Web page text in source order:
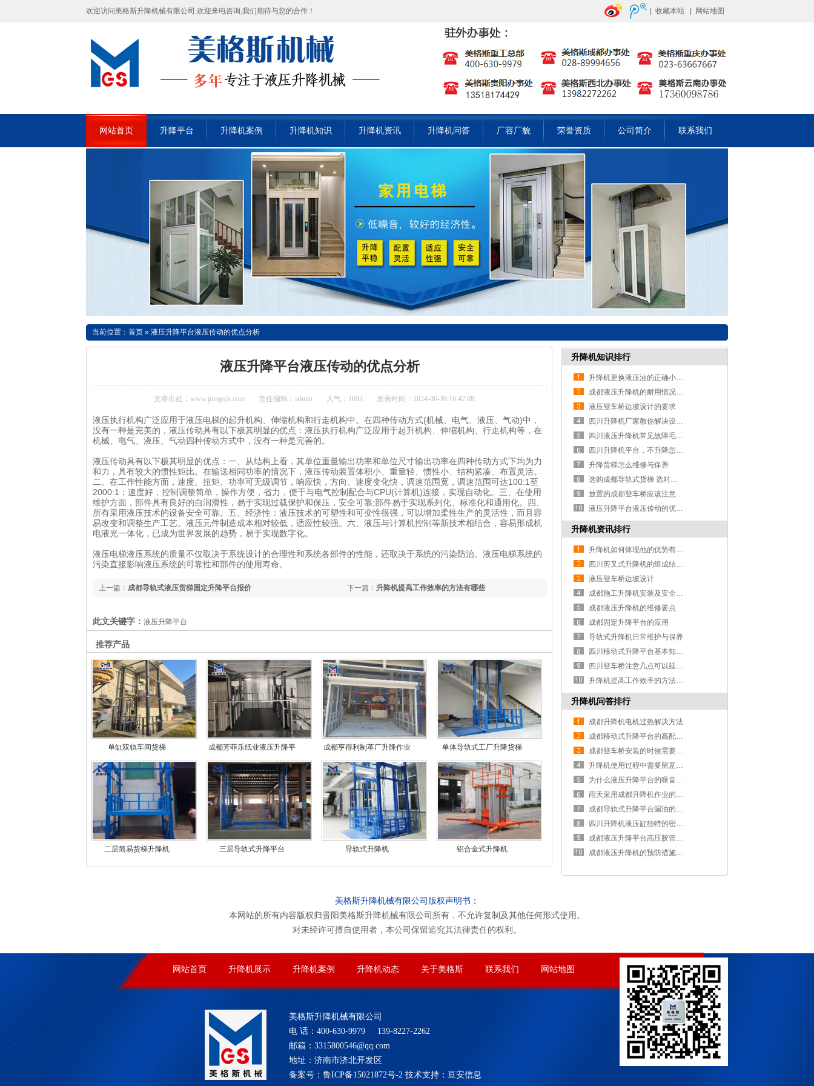
欢迎访问美格斯升降机械有限公司,欢迎来电咨询,我们期待与您的合作！ 收藏本站 网站地图
网站首页 升降平台 升降机案例 升降机知识 升降机资讯 升降机问答 厂容厂貌 荣誉资质 公司简介 联系我们
当前位置： 首页 » 液压升降平台液压传动的优点分析
液压升降平台液压传动的优点分析
文章出处：www.jnmgsjx.com 责任编辑：admin 人气：1693 发表时间：2024-06-30 16:42:08
液压执行机构广泛应用于液压电梯的起升机构、伸缩机构和行走机构中。在四种传动方式(机械、电气、液压、气动)中，
没有一种是完美的，液压传动具有以下极其明显的优点：液压执行机构广泛应用于起升机构、伸缩机构、行走机构等，在
机械、电气、液压、气动四种传动方式中，没有一种是完善的。
液压传动具有以下极其明显的优点：一、从结构上看，其单位重量输出功率和单位尺寸输出功率在四种传动方式下均为力
和力，具有较大的惯性矩比。在输送相同功率的情况下，液压传动装置体积小、重量轻、惯性小、结构紧凑、布置灵活。
二、在工作性能方面，速度、扭矩、功率可无级调节，响应快，方向、速度变化快，调速范围宽，调速范围可达100:1至
2000:1；速度好，控制调整简单，操作方便，省力，便于与电气控制配合与CPU(计算机)连接，实现自动化。三、在使用
维护方面，部件具有良好的自润滑性，易于实现过载保护和保压，安全可靠;部件易于实现系列化、标准化和通用化。四、
所有采用液压技术的设备安全可靠。五、经济性：液压技术的可塑性和可变性很强，可以增加柔性生产的灵活性，而且容
易改变和调整生产工艺。液压元件制造成本相对较低，适应性较强。六、液压与计算机控制等新技术相结合，容易形成机
电液光一体化，已成为世界发展的趋势，易于实现数字化。
液压电梯液压系统的质量不仅取决于系统设计的合理性和系统各部件的性能，还取决于系统的污染防治。液压电梯系统的
污染直接影响液压系统的可靠性和部件的使用寿命。
下一篇： 升降机提高工作效率的方法有哪些
上一篇： 成都导轨式液压货梯固定升降平台报价
此文关键字： 液压升降平台
推荐产品
单缸双轨车间货梯
成都芳菲乐纸业液压升降平
成都亨得利制革厂升降作业
单体导轨式工厂升降货梯
二层简易货梯升降机 三层导轨式升降平台 导轨式升降机 铝合金式升降机
升降机知识排行
升降机更换液压油的正确小技门？
成都液压升降机的耐用情况简述
液压登车桥边坡设计的要求
四川升降机厂家教你解决设备发动机的转速不均
四川液压升降机常见故障毛病及解决方法
四川升降机平台，不升降怎么办?
升降货梯怎么维修与保养
选购成都导轨式货梯 选对商家是关键
放置的成都登车桥应该注意防锈
液压升降平台液压传动的优点分析
升降机资讯排行
升降机如何体现他的优势有哪些方面？
四川剪叉式升降机的组成结构特点
液压登车桥边坡设计
成都施工升降机安装及安全保证
成都液压升降机的维修要点
成都固定升降平台的应用
导轨式升降机日常维护与保养
四川移动式升降平台基本知识、用途以及日常保养
四川登车桥注意几点可以延缓设备寿命
升降机提高工作效率的方法有哪些
升降机问答排行
成都升降机电机过热解决方法
成都移动式升降平台的高配置要求有多重要？
成都登车桥安装的时候需要注意什么？
升降机使用过程中需要留意的小细节
为什么液压升降平台的噪音忽然增大
雨天采用成都升降机作业的注意事项有哪些
成都导轨式升降平台漏油的解决办法
四川升降机液压缸独特的密封方式
成都液压升降平台高压胶管断裂的原因
成都液压升降机的预防措施，我们使用之前什么
美格斯升降机械有限公司版权声明书：
本网站的所有内容版权归贵阳美格斯升降机械有限公司所有，不允许复制及其他任何形式使用。
对未经许可擅自使用者，本公司保留追究其法律责任的权利。
网站首页 升降机展示 升降机案例 升降机动态 关于美格斯 联系我们 网站地图
美格斯升降机械有限公司
电 话：400-630-9979 139-8227-2262
邮箱：3315800546@qq.com
地址：济南市济北开发区
备案号： 鲁ICP备15021872号-2 技术支持： 亘安信息